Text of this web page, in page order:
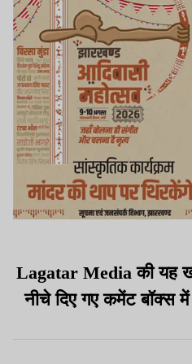
Lagatar Mediaकी यह
नीचे दिए गए कमेंट बॉक्स